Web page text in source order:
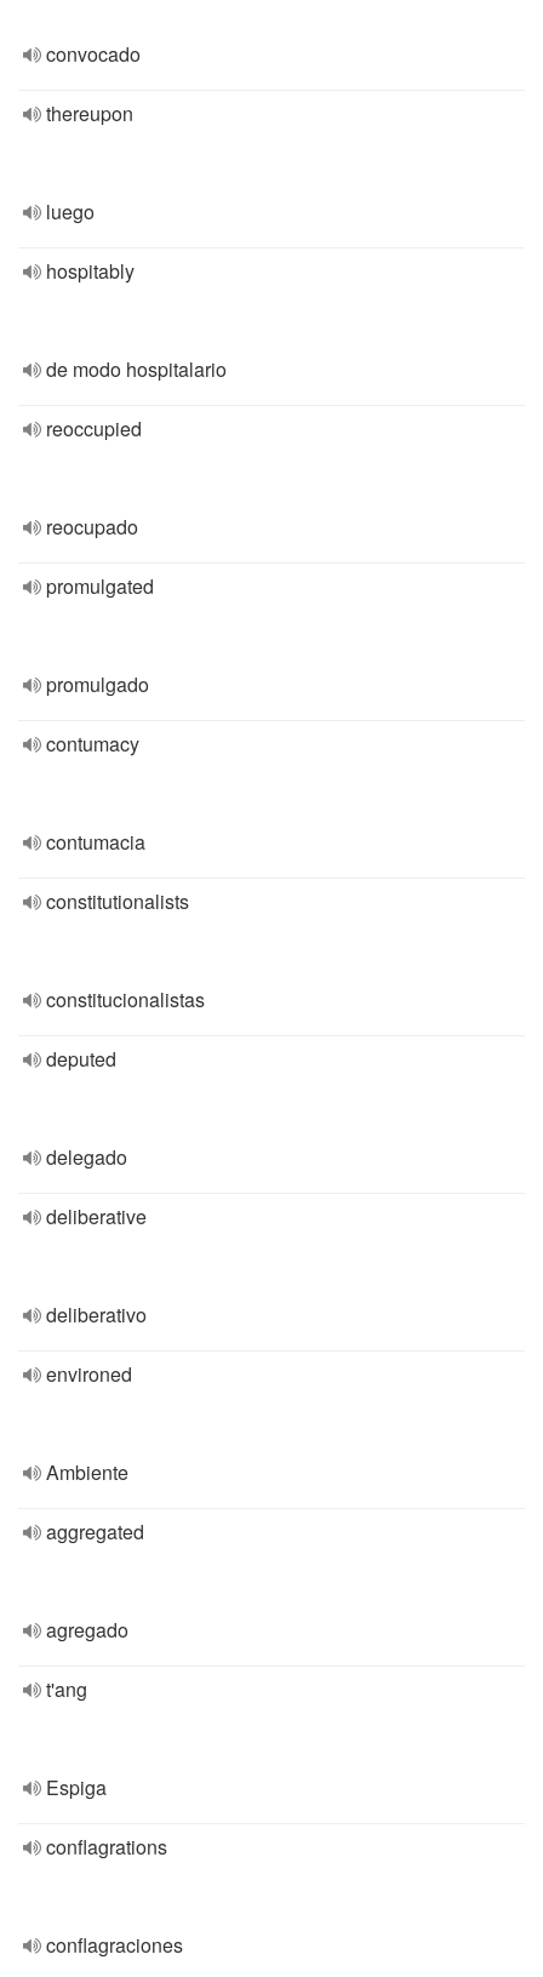
convocado
thereupon
luego
hospitably
de modo hospitalario
reoccupied
reocupado
promulgated
promulgado
contumacy
contumacia
constitutionalists
constitucionalistas
deputed
delegado
deliberative
deliberativo
environed
Ambiente
aggregated
agregado
t'ang
Espiga
conflagrations
conflagraciones